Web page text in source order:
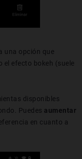
una opción que
el efecto bokeh (suele
disponibles
Puedes aumentar
en cuanto a